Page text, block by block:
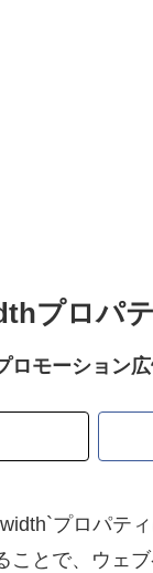
プロパ
モーション広
プロパテ
ことで、ウェ